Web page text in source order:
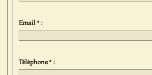
Email * :
Téléphone * :